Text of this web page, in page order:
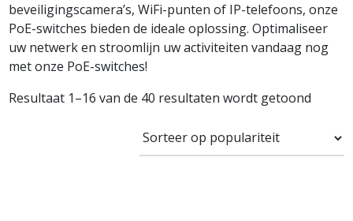
beveiligingscamera’s, WiFi-punten of IP-telefoons, onze
PoE-switches bieden de ideale oplossing. Optimaliseer
uw netwerk en stroomlijn uw activiteiten vandaag nog
met onze PoE-switches!
Resultaat 1–16 van de 40 resultaten wordt getoond